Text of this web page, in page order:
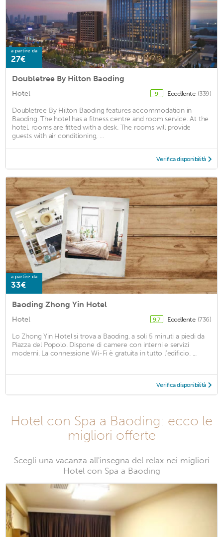
a partire da
27€
Doubletree By Hilton Baoding
Hotel 9 Eccellente (339)
Doubletree By Hilton Baoding features accommodation in
Baoding. The hotel has a fitness centre and room service. At the
hotel, rooms are fitted with a desk. The rooms will provide
guests with air conditioning, ...
Verifica disponibilità
a partire da
33€
Baoding Zhong Yin Hotel
Hotel 9,7 Eccellente (736)
Lo Zhong Yin Hotel si trova a Baoding, a soli 5 minuti a piedi da
Piazza del Popolo. Dispone di camere con interni e servizi
moderni. La connessione Wi-Fi è gratuita in tutto l'edificio. ...
Verifica disponibilità
Hotel con Spa a Baoding: ecco le
migliori offerte
Scegli una vacanza all'insegna del relax nei migliori
Hotel con Spa a Baoding